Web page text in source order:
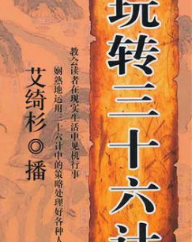
運動休閒 親子玩具
化妝保養 情趣用品